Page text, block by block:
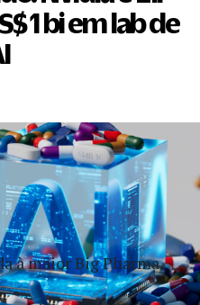
1 bi em lab de
à maior Big Pharma.